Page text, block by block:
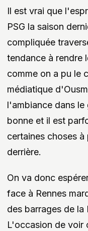
Il est vrai que
PSG la saison
compliquée
tendance à rendre
comme on a pu le
médiatique
l'ambiance dans le
bonne et il est
certaines choses
derrière.
On va donc
face à Rennes
des barrages de la
L'occasion de voir